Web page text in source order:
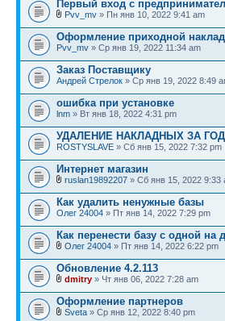
Первый вход с
Pvv_mv » Пн янв 10, 2022 9:41 am
Оформление приходной
Pvv_mv » Ср янв 19, 2022 11:34 am
Заказ Поставщику
Андрей Стрелок » Ср янв 19, 2022 8:49
ошибка при установке
lnm » Вт янв 18, 2022 4:31 pm
УДАЛЕНИЕ НАКЛАДНЫХ ЗА ГОД
ROSTYSLAVE » Сб янв 15, 2022 7:32 pm
Интернет магазин
ruslan19892207 » Сб янв 15, 2022 9:33
Как удалить ненужные базы
Олег 24004 » Пт янв 14, 2022 7:29 pm
Как перенести базу с одной на
Олег 24004 » Пт янв 14, 2022 6:22 pm
Обновление 4.2.113
dmitry » Чт янв 06, 2022 7:28 am
Оформление партнеров
Sveta » Ср янв 12, 2022 8:40 pm